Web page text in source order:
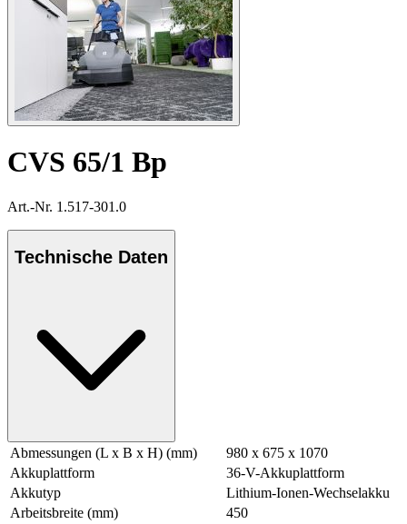
CVS 65/1 Bp
Art.-Nr. 1.517-301.0
Technische Daten
Abmessungen (L x B x H) (mm)
980 x 675 x 1070
Akkuplattform
36-V-Akkuplattform
Akkutyp
Lithium-Ionen-Wechselakku
Arbeitsbreite (mm)
450